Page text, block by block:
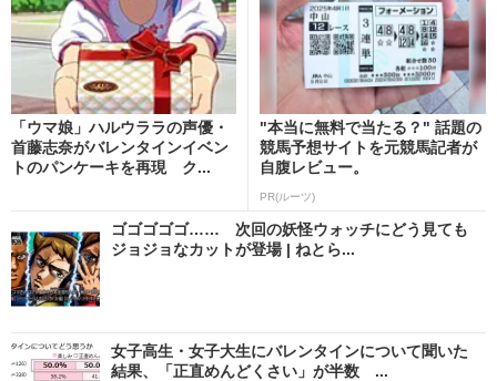
「ウマ娘」ハルウララの声優・
首藤志奈がバレンタインイベン
トのパンケーキを再現 ク...
"本当に無料で当たる？" 話題の
競馬予想サイトを元競馬記者が
自腹レビュー。
PR(ルーツ)
ゴゴゴゴゴ…… 次回の妖怪ウォッチにどう見ても
ジョジョなカットが登場 | ねとら...
女子高生・女子大生にバレンタインについて聞いた
結果、「正直めんどくさい」が半数 ...